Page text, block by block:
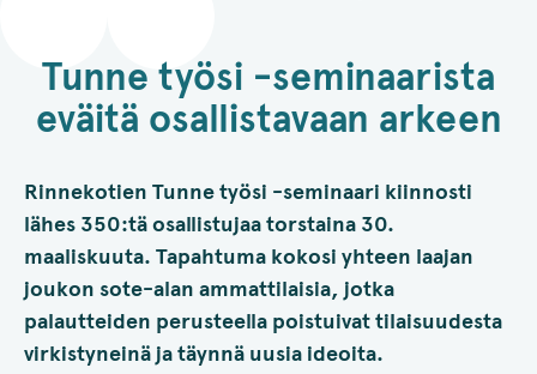
Tunne työsi -seminaarista
eväitä osallistavaan arkeen
Rinnekotien Tunne työsi -seminaari kiinnosti
lähes 350:tä osallistujaa torstaina 30.
maaliskuuta. Tapahtuma kokosi yhteen laajan
joukon sote-alan ammattilaisia, jotka
palautteiden perusteella poistuivat tilaisuudesta
virkistyneinä ja täynnä uusia ideoita.